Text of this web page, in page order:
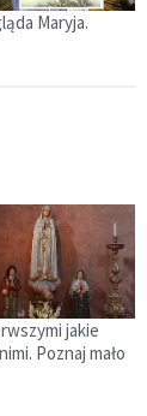
Maryja.
jakie
Poznaj mało